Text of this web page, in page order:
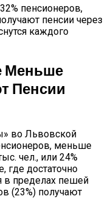
пенсионеров,
пенсии через
каждого
Меньше
Пенсии
во Львовской
меньше
чел., или 24%
где достаточно
в пределах пешей
(23%) получают